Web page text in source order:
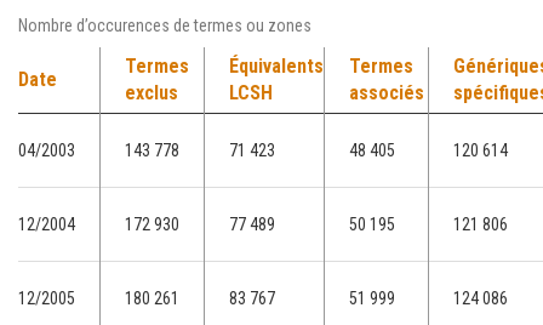
Nombre d’occurences de termes ou zones
Date
Termes
exclus
Équivalents
LCSH
Termes
associés
04/2003 143 778 71 423 48 405 120 614
12/2004 172 930 77 489 50 195 121 806
12/2005 180 261 83 767 51 999 124 086